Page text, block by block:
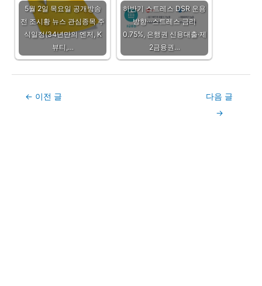
5월 2일 목요일 공개방송
전 조시황 뉴스 관심종목 주
식일정(34년만의 엔저, K
뷰티,…
하반기 스트레스 DSR 운용
방향···스트레스 금리
0.75%, 은행권 신용대출·제
2금융권…
Post← 이전 글
다음 글
→